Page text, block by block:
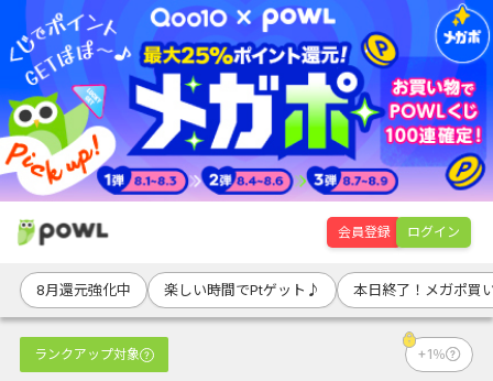
会員登録 ログイン
8月還元強化中 楽しい時間でPtゲット♪ 本日終了！メガポ買
ランクアップ対象 +1％